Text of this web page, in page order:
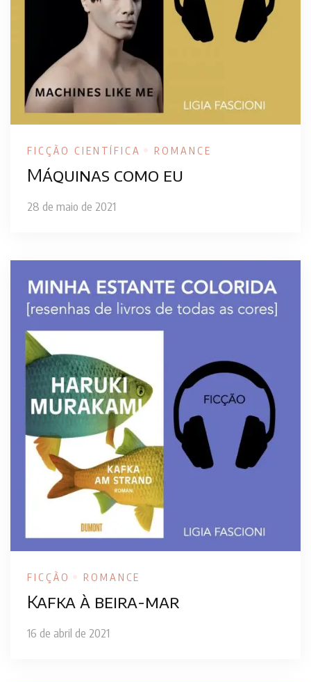
FICÇÃO CIENTÍFICA ROMANCE
Máquinas como eu
28 de maio de 2021
FICÇÃO ROMANCE
Kafka à beira-mar
16 de abril de 2021